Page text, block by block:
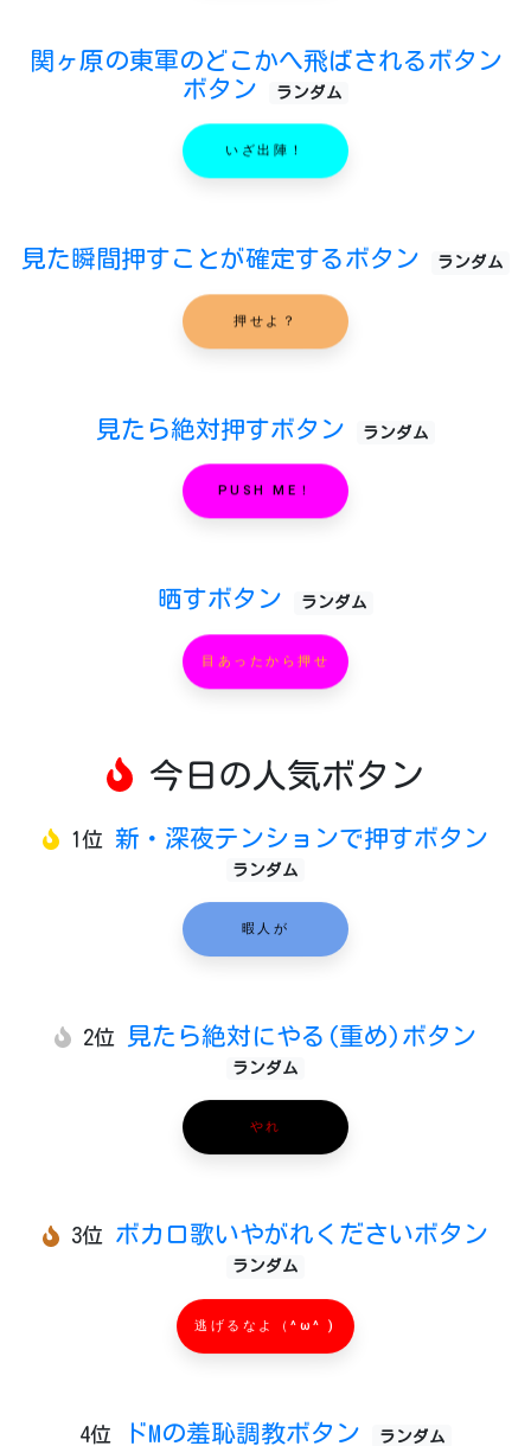
関ヶ原の東軍のどこかへ飛ばされるボタン
ボタン
ランダム
いざ出陣！
見た瞬間押すことが確定するボタン ランダム
押せよ？
見たら絶対押すボタン ランダム
PUSH ME！
晒すボタン ランダム
目あったから押せ
今日の人気ボタン
1位 新・深夜テンションで押すボタン
ランダム
暇人が
2位 見たら絶対にやる(重め)ボタン
ランダム
やれ
3位 ボカロ歌いやがれくださいボタン
ランダム
逃げるなよ（^ω^ )
4位 ドMの羞恥調教ボタン ランダム